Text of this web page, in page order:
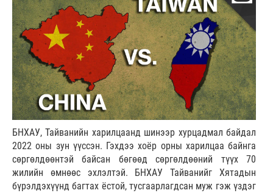
БНХАУ, Тайванийн харилцаанд шинээр хурцадмал байдал
2022 оны зун үүссэн. Гэхдээ хоёр орны харилцаа байнга
сөргөлдөөнтэй байсан бөгөөд сөргөлдөөний түүх 70
жилийн өмнөөс эхлэлтэй. БНХАУ Тайванийг Хятадын
бүрэлдэхүүнд багтах ёстой, тусгаарлагдсан муж гэж үздэг